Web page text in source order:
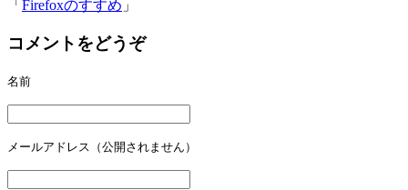
「 Firefoxのすすめ 」
コメントをどうぞ
名前
メールアドレス（公開されません）